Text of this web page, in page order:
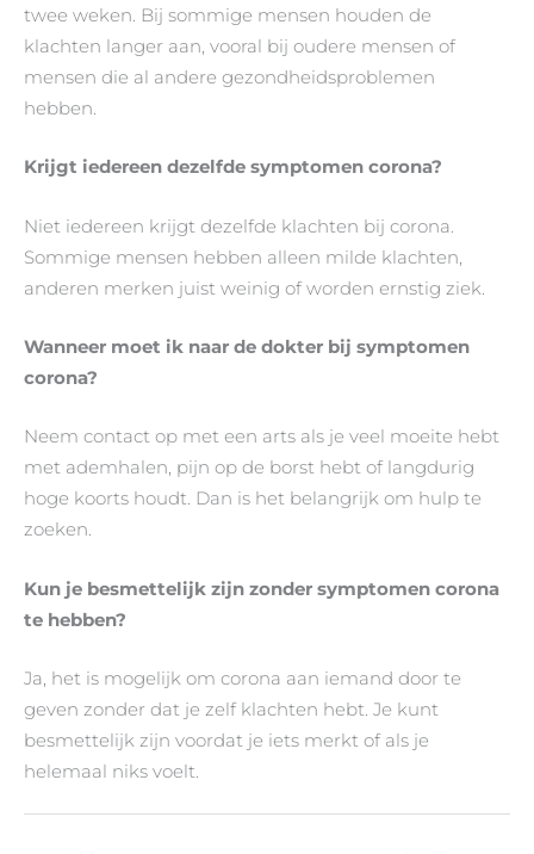
twee weken. Bij sommige mensen houden de
klachten langer aan, vooral bij oudere mensen of
mensen die al andere gezondheidsproblemen
hebben.
Krijgt iedereen dezelfde symptomen corona?
Niet iedereen krijgt dezelfde klachten bij corona.
Sommige mensen hebben alleen milde klachten,
anderen merken juist weinig of worden ernstig ziek.
Wanneer moet ik naar de dokter bij symptomen
corona?
Neem contact op met een arts als je veel moeite hebt
met ademhalen, pijn op de borst hebt of langdurig
hoge koorts houdt. Dan is het belangrijk om hulp te
zoeken.
Kun je besmettelijk zijn zonder symptomen corona
te hebben?
Ja, het is mogelijk om corona aan iemand door te
geven zonder dat je zelf klachten hebt. Je kunt
besmettelijk zijn voordat je iets merkt of als je
helemaal niks voelt.